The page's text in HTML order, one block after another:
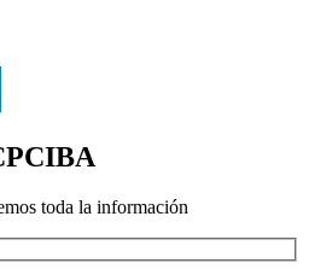
toda la información